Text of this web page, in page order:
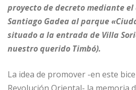
proyecto de decreto mediante
Santiago Gadea al parque
situado a la entrada de Villa
nuestro querido Timbó).
La idea de promover -en este